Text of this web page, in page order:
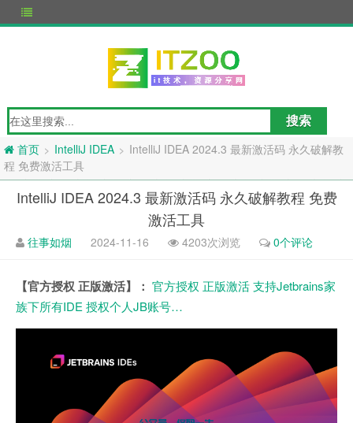
首页 > IntelliJ IDEA > IntelliJ IDEA 2024.3 最新激活码 永久破解教
程 免费激活工具
IntelliJ IDEA 2024.3 最新激活码 永久破解教程 免费
激活工具
往事如烟 2024-11-16 4203次浏览 0个评论
【官方授权 正版激活】： 官方授权 正版激活 支持Jetbrains家
族下所有IDE 授权个人JB账号…